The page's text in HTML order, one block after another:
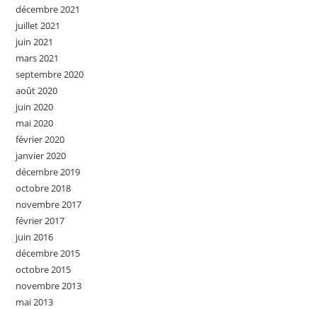
décembre 2021
juillet 2021
juin 2021
mars 2021
septembre 2020
août 2020
juin 2020
mai 2020
février 2020
janvier 2020
décembre 2019
octobre 2018
novembre 2017
février 2017
juin 2016
décembre 2015
octobre 2015
novembre 2013
mai 2013